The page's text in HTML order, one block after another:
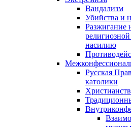
Вандализм
Убийства и
Разжигание
насилию
Русская
католики